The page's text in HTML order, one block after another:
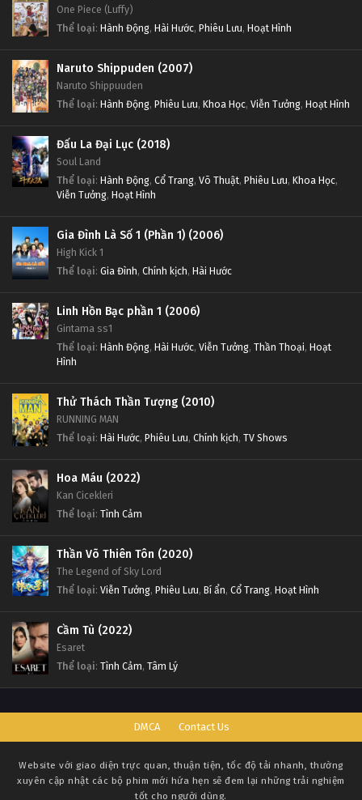
One Piece (Luffy)
Thể loại: Hành Động, Hài Hước, Phiêu Lưu, Hoạt Hình
Naruto Shippuden (2007)
Naruto Shippuuden
Thể loại: Hành Động, Phiêu Lưu, Khoa Học, Viễn Tưởng, Hoạt Hình
Đấu La Đại Lục (2018)
Soul Land
Thể loại: Hành Động, Cổ Trang, Võ Thuật, Phiêu Lưu, Khoa Học,
Viễn Tưởng, Hoạt Hình
Gia Đình Là Số 1 (Phần 1) (2006)
High Kick 1
Thể loại: Gia Đình, Chính kịch, Hài Hước
Linh Hồn Bạc phần 1 (2006)
Gintama ss1
Thể loại: Hành Động, Hài Hước, Viễn Tưởng, Thần Thoại, Hoạt
Hình
Thử Thách Thần Tượng (2010)
RUNNING MAN
Thể loại: Hài Hước, Phiêu Lưu, Chính kịch, TV Shows
Hoa Máu (2022)
Kan Cicekleri
Thể loại: Tình Cảm
Thần Võ Thiên Tôn (2020)
The Legend of Sky Lord
Thể loại: Viễn Tưởng, Phiêu Lưu, Bí ẩn, Cổ Trang, Hoạt Hình
Cầm Tù (2022)
Esaret
Thể loại: Tình Cảm, Tâm Lý
DMCA Contact Us
Website với giao diện trực quan, thuận tiện, tốc độ tải nhanh, thường
xuyên cập nhật các bộ phim mới hứa hẹn sẽ đem lại những trải nghiệm
tốt cho người dùng.